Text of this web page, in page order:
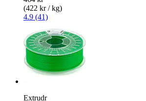
(422 kr / kg)
4.9 (41)
Extrudr